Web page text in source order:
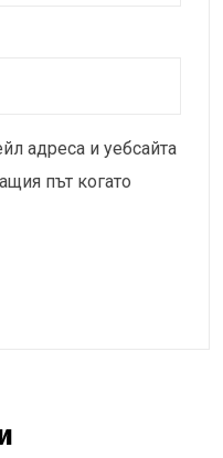
адреса и уебсайта
път когато